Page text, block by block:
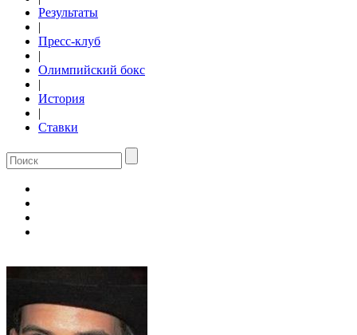
Результаты
|
Пресс-клуб
|
Олимпийский бокс
|
История
|
Ставки